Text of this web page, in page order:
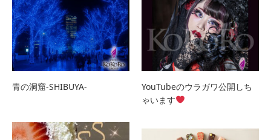
青の洞窟-SHIBUYA-
YouTubeのウラガワ公開しち
ゃいます